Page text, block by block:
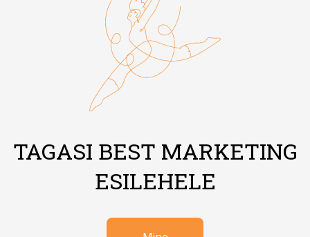
TAGASI BEST MARKETING
ESILEHELE